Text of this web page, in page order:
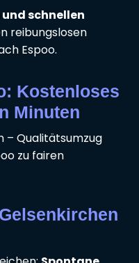
schnellen
reibungslosen
Espoo.
Kostenloses
Minuten
– Qualitätsumzug
zu fairen